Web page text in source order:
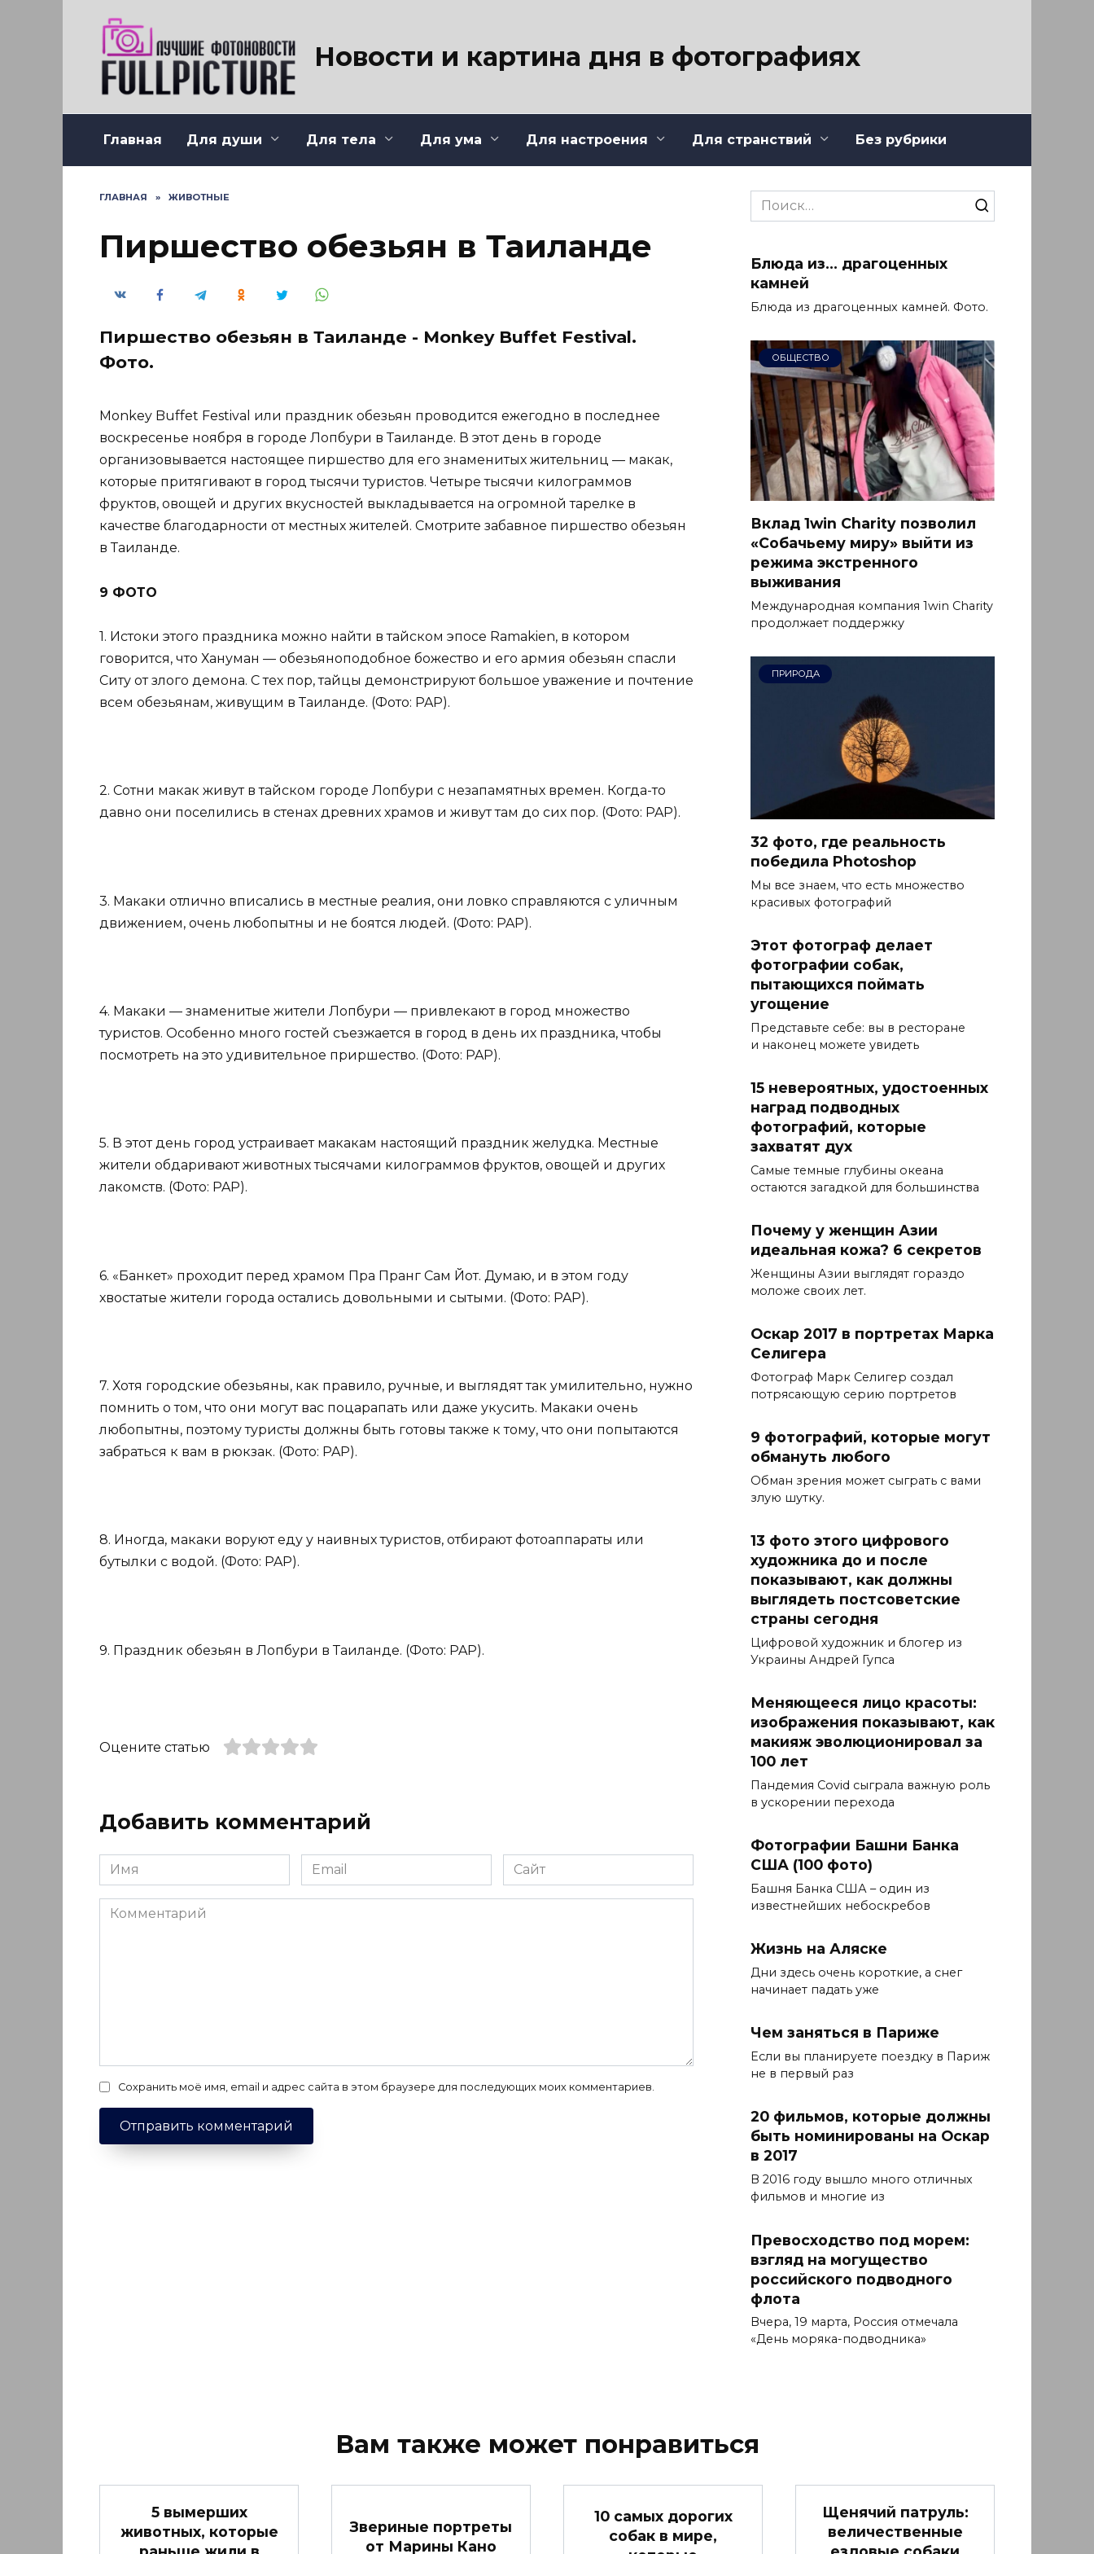
Новости и картина дня в фотографиях
Главная Для души Для тела Для ума Для настроения Для странствий Без рубрики
ГЛАВНАЯ » ЖИВОТНЫЕ
Пиршество обезьян в Таиланде
Пиршество обезьян в Таиланде - Monkey Buffet Festival.
Фото.
Monkey Buffet Festival или праздник обезьян проводится ежегодно в последнее
воскресенье ноября в городе Лопбури в Таиланде. В этот день в городе
организовывается настоящее пиршество для его знаменитых жительниц — макак,
которые притягивают в город тысячи туристов. Четыре тысячи килограммов
фруктов, овощей и других вкусностей выкладывается на огромной тарелке в
качестве благодарности от местных жителей. Смотрите забавное пиршество обезьян
в Таиланде.
9 ФОТО
1. Истоки этого праздника можно найти в тайском эпосе Ramakien, в котором
говорится, что Хануман — обезьяноподобное божество и его армия обезьян спасли
Ситу от злого демона. С тех пор, тайцы демонстрируют большое уважение и почтение
всем обезьянам, живущим в Таиланде. (Фото: PAP).
2. Сотни макак живут в тайском городе Лопбури с незапамятных времен. Когда-то
давно они поселились в стенах древних храмов и живут там до сих пор. (Фото: PAP).
3. Макаки отлично вписались в местные реалия, они ловко справляются с уличным
движением, очень любопытны и не боятся людей. (Фото: PAP).
4. Макаки — знаменитые жители Лопбури — привлекают в город множество
туристов. Особенно много гостей съезжается в город в день их праздника, чтобы
посмотреть на это удивительное приршество. (Фото: PAP).
5. В этот день город устраивает макакам настоящий праздник желудка. Местные
жители обдаривают животных тысячами килограммов фруктов, овощей и других
лакомств. (Фото: PAP).
6. «Банкет» проходит перед храмом Пра Пранг Сам Йот. Думаю, и в этом году
хвостатые жители города остались довольными и сытыми. (Фото: PAP).
7. Хотя городские обезьяны, как правило, ручные, и выглядят так умилительно, нужно
помнить о том, что они могут вас поцарапать или даже укусить. Макаки очень
любопытны, поэтому туристы должны быть готовы также к тому, что они попытаются
забраться к вам в рюкзак. (Фото: PAP).
8. Иногда, макаки воруют еду у наивных туристов, отбирают фотоаппараты или
бутылки с водой. (Фото: PAP).
9. Праздник обезьян в Лопбури в Таиланде. (Фото: PAP).
Оцените статью
Добавить комментарий
Имя
*
Email
*
Сайт
Комментарий
Сохранить моё имя, email и адрес сайта в этом браузере для последующих моих комментариев.
Search
for:
Блюда из… драгоценных
камней
Блюда из драгоценных камней. Фото.
ОБЩЕСТВО
Вклад 1win Charity позволил
«Собачьему миру» выйти из
режима экстренного
выживания
Международная компания 1win Charity
продолжает поддержку
ПРИРОДА
32 фото, где реальность
победила Photoshop
Мы все знаем, что есть множество
красивых фотографий
Этот фотограф делает
фотографии собак,
пытающихся поймать
угощение
Представьте себе: вы в ресторане
и наконец можете увидеть
15 невероятных, удостоенных
наград подводных
фотографий, которые
захватят дух
Самые темные глубины океана
остаются загадкой для большинства
Почему у женщин Азии
идеальная кожа? 6 секретов
Женщины Азии выглядят гораздо
моложе своих лет.
Оскар 2017 в портретах Марка
Селигера
Фотограф Марк Селигер создал
потрясающую серию портретов
9 фотографий, которые могут
обмануть любого
Обман зрения может сыграть с вами
злую шутку.
13 фото этого цифрового
художника до и после
показывают, как должны
выглядеть постсоветские
страны сегодня
Цифровой художник и блогер из
Украины Андрей Гупса
Меняющееся лицо красоты:
изображения показывают, как
макияж эволюционировал за
100 лет
Пандемия Covid сыграла важную роль
в ускорении перехода
Фотографии Башни Банка
США (100 фото)
Башня Банка США – один из
известнейших небоскребов
Жизнь на Аляске
Дни здесь очень короткие, а снег
начинает падать уже
Чем заняться в Париже
Если вы планируете поездку в Париж
не в первый раз
20 фильмов, которые должны
быть номинированы на Оскар
в 2017
В 2016 году вышло много отличных
фильмов и многие из
Превосходство под морем:
взгляд на могущество
российского подводного
флота
Вчера, 19 марта, Россия отмечала
«День моряка-подводника»
Вам также может понравиться
5 вымерших
животных, которые
Звериные портреты
от Марины Кано
10 самых дорогих
собак в мире,
Щенячий патруль:
величественные
ездовые собаки